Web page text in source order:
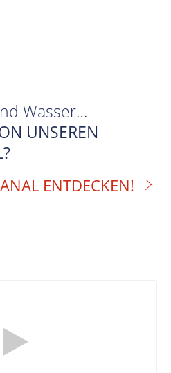
Wasser…
UNSEREN
ENTDECKEN!